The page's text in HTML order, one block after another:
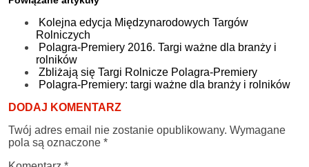
Kolejna edycja Międzynarodowych Targów
Rolniczych
Polagra-Premiery 2016. Targi ważne dla branży i
rolników
Zbliżają się Targi Rolnicze Polagra-Premiery
Polagra-Premiery: targi ważne dla branży i rolników
DODAJ KOMENTARZ
Twój adres email nie zostanie opublikowany. Wymagane
pola są oznaczone *